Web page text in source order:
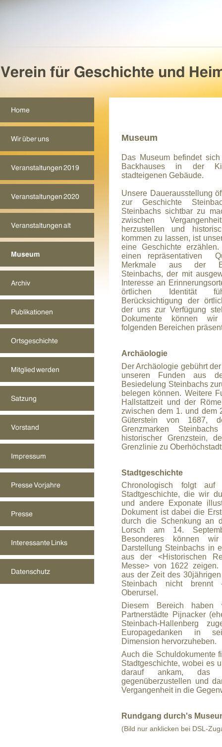
Museum
Das Museum befindet
Backhauses in der
stadteigenen Gebäude.
Unsere Dauerausstellung
zur Geschichte
Steinbachs sichtbar zu
zwischen
herzustellen und
kommen zu lassen, ist
eine Geschichte
einen repräsentativen
Merkmale aus der
Steinbachs, der mit
Interesse an
örtlichen Identität
Berücksichtigung der
der uns zur Verfügung
Dokumente können
folgenden Bereichen
Archäologie
Der Archäologie gebührt
unseren Funden aus
Besiedelung Steinbachs
belegen können. Weitere
Hallstattzeit und der
zwischen dem 1. und dem
Güterstein von 1687,
Grenzmarken
historischer Grenzstein,
Grenzlinie zu
Stadtgeschichte
Chronologisch folgt
Stadtgeschichte, die wir
und andere Exponate
Dokument ist dabei die
durch die Schenkung an
Lorsch am 14.
Besonderes können
Darstellung Steinbachs in
aus der <Historischen
Messe> von 1622
aus der Zeit des
Steinbach nicht
Oberursel.
Diesem Bereich haben
Partnerstädte Pijnacker
Steinbach-Hallenberg
Europagedanken in
Dimension hervorzuheben.
Auch die Schuldokumente
Stadtgeschichte, wobei es
darauf ankam, das
gegenüberzustellen und
Vergangenheit in die
Rundgang durch's
(Bild nur anklicken bei DSL-